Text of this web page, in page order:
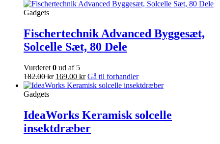
Gadgets
Fischertechnik Advanced Byggesæt,
Solcelle Sæt, 80 Dele
Vurderet 0 ud af 5
182.00kr 169.00 kr Gå til forhandler
Gadgets
IdeaWorks Keramisk solcelle
insektdræber